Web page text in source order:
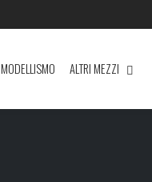
MODELLISMO ALTRI MEZZI